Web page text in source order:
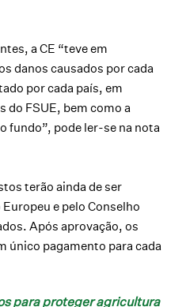
a CE “teve em
danos causados por cada
por cada país, em
do FSUE, bem como a
fundo”, pode ler-se na nota
terão ainda de ser
e pelo Conselho
Após aprovação, os
único pagamento para cada
para proteger agricultura